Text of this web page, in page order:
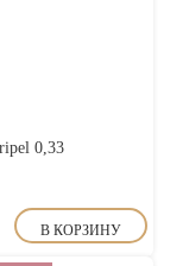
0,33
В КОРЗИНУ